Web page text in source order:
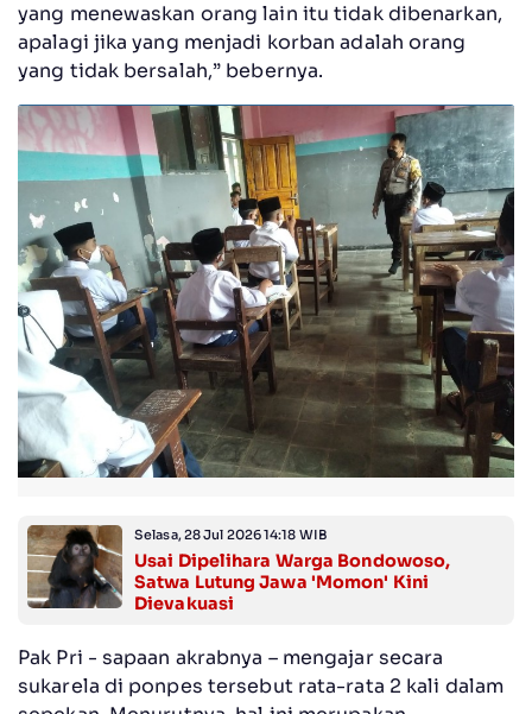
yang menewaskan orang lain itu tidak dibenarkan,
apalagi jika yang menjadi korban adalah orang
yang tidak bersalah,” bebernya.
Selasa, 28 Jul 2026 14:18 WIB
Usai Dipelihara Warga Bondowoso,
Satwa Lutung Jawa 'Momon' Kini
Dievakuasi
Pak Pri - sapaan akrabnya – mengajar secara
sukarela di ponpes tersebut rata-rata 2 kali dalam